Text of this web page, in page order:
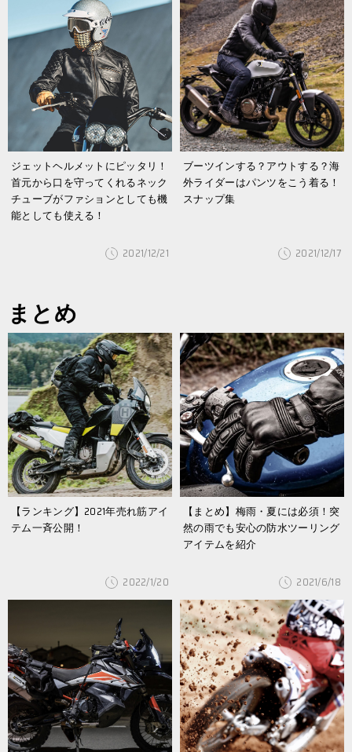
ジェットヘルメットにピッタリ！
首元から口を守ってくれるネック
チューブがファションとしても機
能としても使える！
2021/12/21
ブーツインする？アウトする？海
外ライダーはパンツをこう着る！
スナップ集
2021/12/17
まとめ
【ランキング】2021年売れ筋アイ
テム一斉公開！
2022/1/20
【まとめ】梅雨・夏には必須！突
然の雨でも安心の防水ツーリング
アイテムを紹介
2021/6/18